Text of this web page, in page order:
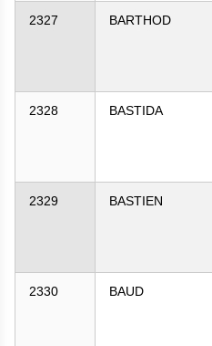
2327 BARTHOD
2328 BASTIDA
2329 BASTIEN
2330 BAUD